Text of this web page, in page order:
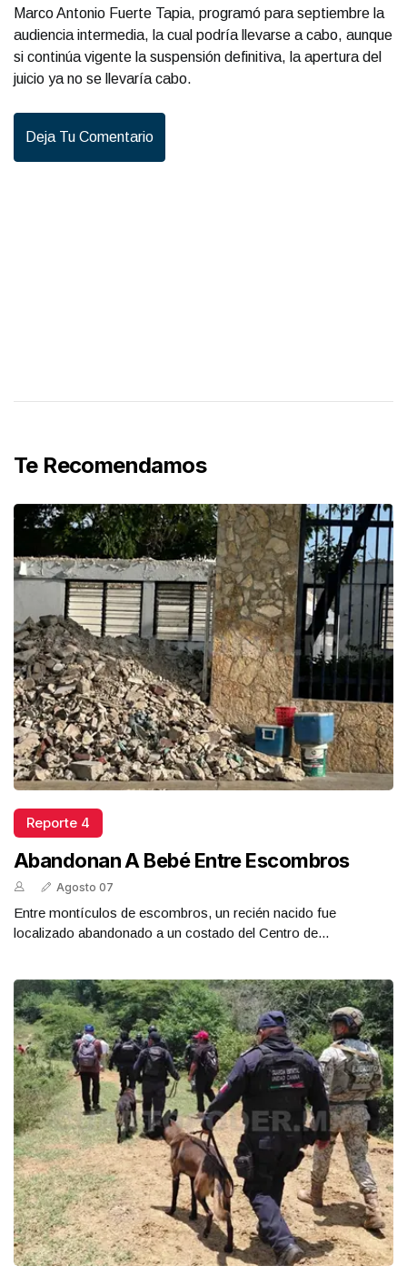
Marco Antonio Fuerte Tapia, programó para septiembre la
audiencia intermedia, la cual podría llevarse a cabo, aunque
si continúa vigente la suspensión definitiva, la apertura del
juicio ya no se llevaría cabo.
Deja Tu Comentario
Te Recomendamos
Reporte 4
Abandonan A Bebé Entre Escombros
Agosto 07
Entre montículos de escombros, un recién nacido fue
localizado abandonado a un costado del Centro de...